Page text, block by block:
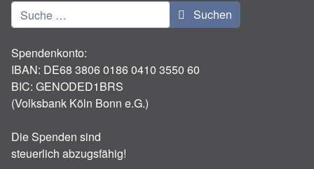
Suchen Suchen
Spendenkonto:
IBAN: DE68 3806 0186 0410 3550 60
BIC: GENODED1BRS
(Volksbank Köln Bonn e.G.)
Die Spenden sind
steuerlich abzugsfähig!